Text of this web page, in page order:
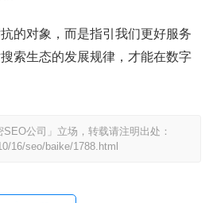
的对象，而是指引我们更好服务
索生态的发展规律，才能在数字
公司」立场，转载请注明出处：
16/seo/baike/1788.html